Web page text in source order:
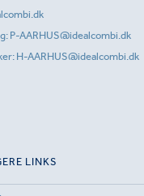
P-AARHUS@idealcombi.dk
H-AARHUS@idealcombi.dk
LINKS